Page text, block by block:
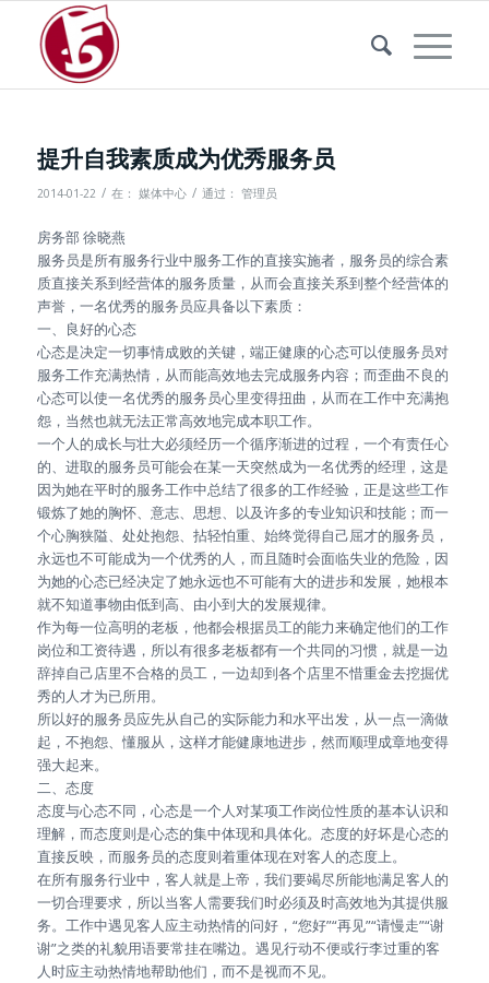
提升自我素质成为优秀服务员
2014-01-22 / 在： 媒体中心 / 通过： 管理员
房务部 徐晓燕
服务员是所有服务行业中服务工作的直接实施者，服务员的综合素
质直接关系到经营体的服务质量，从而会直接关系到整个经营体的
声誉，一名优秀的服务员应具备以下素质：
一、良好的心态
心态是决定一切事情成败的关键，端正健康的心态可以使服务员对
服务工作充满热情，从而能高效地去完成服务内容；而歪曲不良的
心态可以使一名优秀的服务员心里变得扭曲，从而在工作中充满抱
怨，当然也就无法正常高效地完成本职工作。
一个人的成长与壮大必须经历一个循序渐进的过程，一个有责任心
的、进取的服务员可能会在某一天突然成为一名优秀的经理，这是
因为她在平时的服务工作中总结了很多的工作经验，正是这些工作
锻炼了她的胸怀、意志、思想、以及许多的专业知识和技能；而一
个心胸狭隘、处处抱怨、拈轻怕重、始终觉得自己屈才的服务员，
永远也不可能成为一个优秀的人，而且随时会面临失业的危险，因
为她的心态已经决定了她永远也不可能有大的进步和发展，她根本
就不知道事物由低到高、由小到大的发展规律。
作为每一位高明的老板，他都会根据员工的能力来确定他们的工作
岗位和工资待遇，所以有很多老板都有一个共同的习惯，就是一边
辞掉自己店里不合格的员工，一边却到各个店里不惜重金去挖掘优
秀的人才为已所用。
所以好的服务员应先从自己的实际能力和水平出发，从一点一滴做
起，不抱怨、懂服从，这样才能健康地进步，然而顺理成章地变得
强大起来。
二、态度
态度与心态不同，心态是一个人对某项工作岗位性质的基本认识和
理解，而态度则是心态的集中体现和具体化。态度的好坏是心态的
直接反映，而服务员的态度则着重体现在对客人的态度上。
在所有服务行业中，客人就是上帝，我们要竭尽所能地满足客人的
一切合理要求，所以当客人需要我们时必须及时高效地为其提供服
务。工作中遇见客人应主动热情的问好，“您好”“再见”“请慢走”“谢
谢”之类的礼貌用语要常挂在嘴边。遇见行动不便或行李过重的客
人时应主动热情地帮助他们，而不是视而不见。